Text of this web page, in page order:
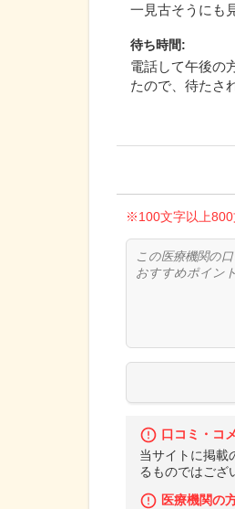
一見古そうにも
待ち時間:
電話して午後の
たので、待たさ
※100文字以上800
口コミ・コ
当サイトに掲載
るものではござ
医療機関の